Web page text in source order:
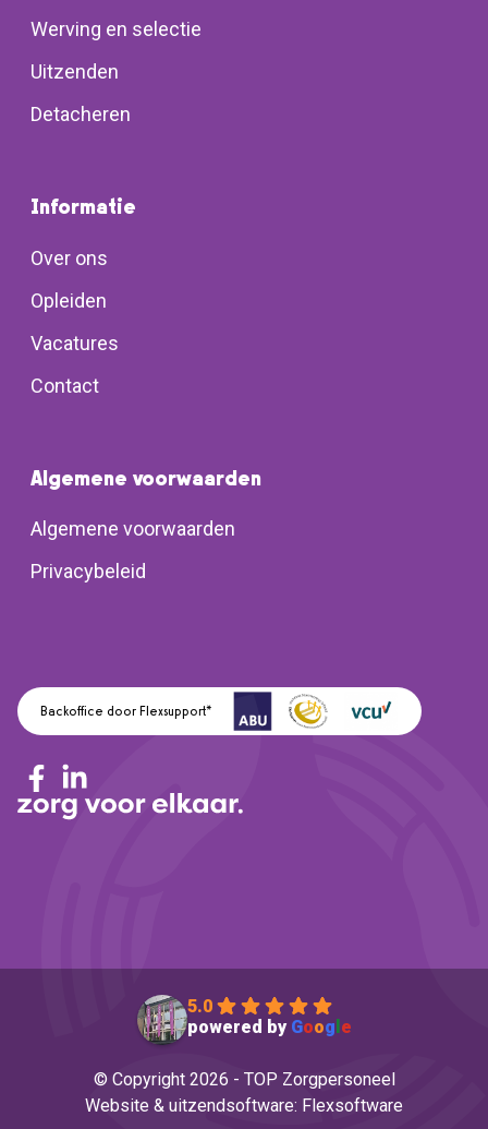
Werving en selectie
Uitzenden
Detacheren
Informatie
Over ons
Opleiden
Vacatures
Contact
Algemene voorwaarden
Algemene voorwaarden
Privacybeleid
Backoffice door Flexsupport*
5.0
powered by Goog e
© Copyright 2026 - TOP Zorgpersoneel
Website & uitzendsoftware: Flexsoftware